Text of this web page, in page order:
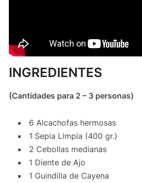
INGREDIENTES
(Cantidades para 2 – 3 personas)
6 Alcachofas hermosas
1 Sepia Limpia (400 gr.)
2 Cebollas medianas
1 Diente de Ajo
1 Guindilla de Cayena